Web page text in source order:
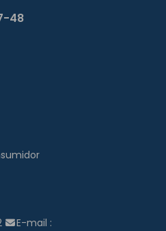
48
E-mail :